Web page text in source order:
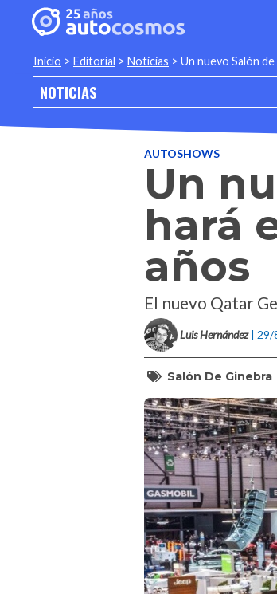
Inicio > Editorial > Noticias > Un nuevo Salón
NOTICIAS
AUTOSHOWS
Un
hará
años
El nuevo Qatar
Luis Hernández | 29/
Salón De Ginebra